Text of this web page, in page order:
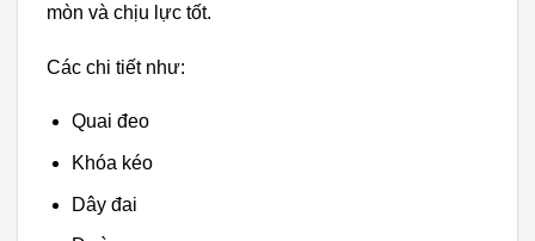
mòn và chịu lực tốt.
Các chi tiết như:
Quai đeo
Khóa kéo
Dây đai